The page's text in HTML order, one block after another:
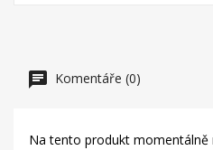
Komentáře (0)
Na tento produkt momentálně